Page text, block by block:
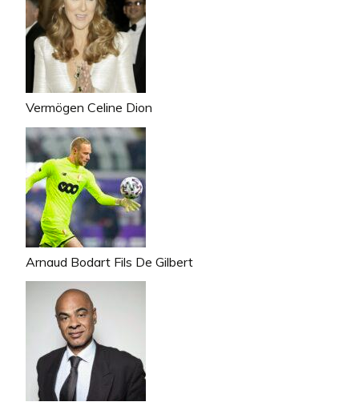
Vermögen Celine Dion
Arnaud Bodart Fils De Gilbert